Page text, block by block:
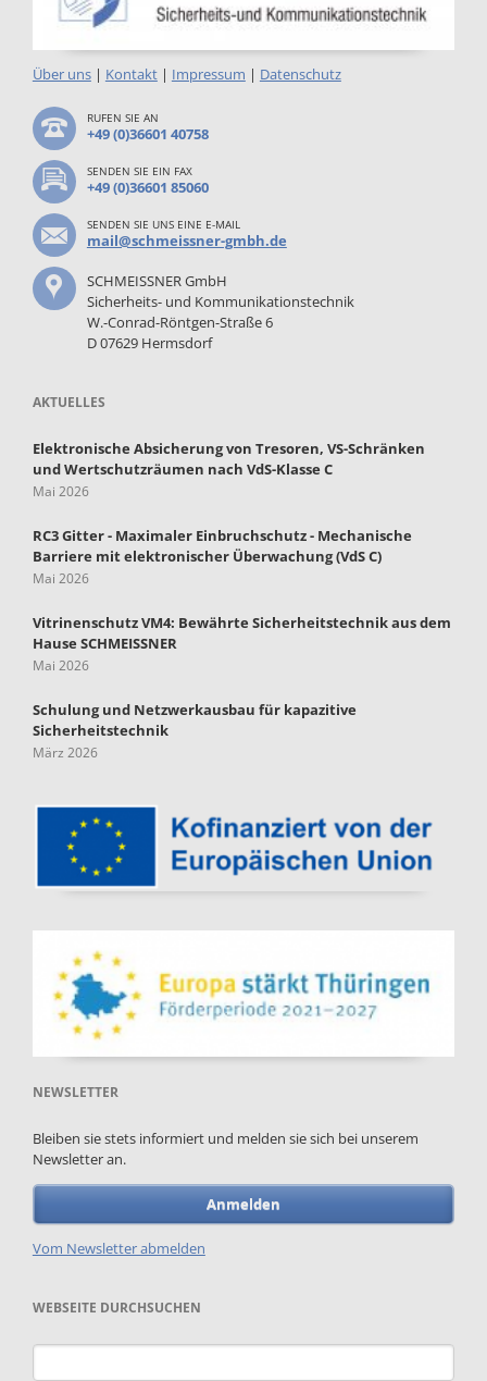
Über uns| Kontakt| Impressum | Datenschutz
RUFEN SIE AN
+49 (0)36601 40758
SENDEN SIE EIN FAX
+49 (0)36601 85060
SENDEN SIE UNS EINE E-MAIL
mail@schmeissner-gmbh.de
SCHMEISSNER GmbH
Sicherheits- und Kommunikationstechnik
W.-Conrad-Röntgen-Straße 6
D 07629 Hermsdorf
AKTUELLES
Elektronische Absicherung von Tresoren, VS-Schränken
und Wertschutzräumen nach VdS-Klasse C
Mai 2026
RC3 Gitter - Maximaler Einbruchschutz - Mechanische
Barriere mit elektronischer Überwachung (VdS C)
Mai 2026
Vitrinenschutz VM4: Bewährte Sicherheitstechnik aus dem
Hause SCHMEISSNER
Mai 2026
Schulung und Netzwerkausbau für kapazitive
Sicherheitstechnik
März 2026
NEWSLETTER
Bleiben sie stets informiert und melden sie sich bei unserem
Newsletter an.
Anmelden
Vom Newsletter abmelden
WEBSEITE DURCHSUCHEN